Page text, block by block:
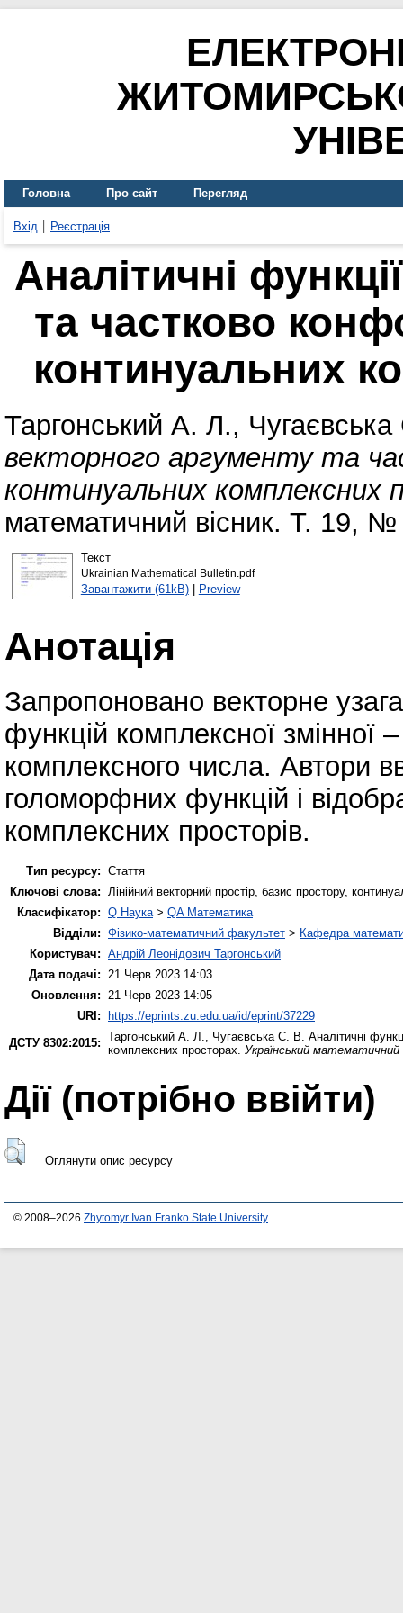
Головна Про сайт Перегляд
Вхід Реєстрація
Аналітичні
та частково
континуальних
Таргонський А. Л.,
векторного аргументу та
континуальних комплексних
математичний вісник. Т. 19,
Текст
Ukrainian Mathematical Bulletin.pdf
Завантажити (61kB)| Preview
Анотація
Запропоновано векторне
функцій комплексної змінної
комплексного числа. Автори
голоморфних функцій і
комплексних просторів.
Тип ресурсу: Стаття
Ключові слова:
Лінійний векторний простір, базис простору,
Класифікатор: Q Наука > QA Математика
Відділи: Фізико-математичний факультет > Кафедра
Користувач: Андрій Леонідович Таргонський
Дата подачі:
21 Черв 2023 14:03
Оновлення:
21 Черв 2023 14:05
URI: https://eprints.zu.edu.ua/id/eprint/37229
ДСТУ 8302:2015: Таргонський А. Л. Чугаєвська С. В. Аналітичні
комплексних просторах. Український математичний
Дії ​​(потрібно ввійти)
Оглянути опис ресурсу
© 2008–2026 Zhytomyr Ivan Franko State University